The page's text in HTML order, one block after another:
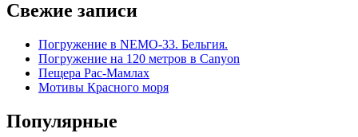
Свежие записи
Погружение в NEMO-33. Бельгия.
Погружение на 120 метров в Canyon
Пещера Рас-Мамлах
Мотивы Красного моря
Популярные